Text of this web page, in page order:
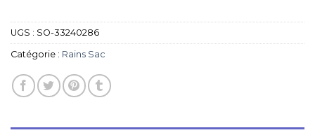
UGS : SO-33240286
Catégorie : Rains Sac